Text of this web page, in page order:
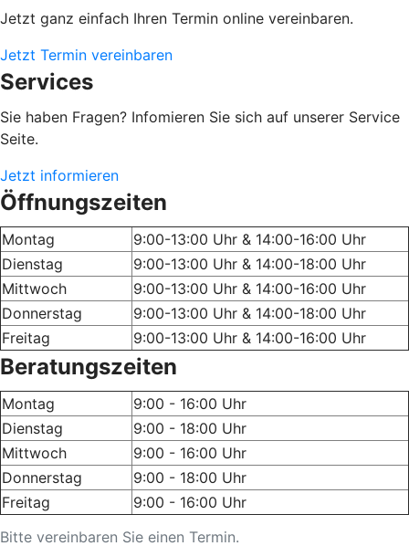
Jetzt ganz einfach Ihren Termin online vereinbaren.
Jetzt Termin vereinbaren
Services
Sie haben Fragen? Infomieren Sie sich auf unserer Service
Seite.
Jetzt informieren
Öffnungszeiten
Montag
9:00-13:00 Uhr & 14:00-16:00 Uhr
Dienstag
9:00-13:00 Uhr & 14:00-18:00 Uhr
Mittwoch
9:00-13:00 Uhr & 14:00-16:00 Uhr
Donnerstag
9:00-13:00 Uhr & 14:00-18:00 Uhr
Freitag
9:00-13:00 Uhr & 14:00-16:00 Uhr
Beratungszeiten
Bitte vereinbaren Sie einen Termin.
Montag
9:00 - 16:00 Uhr
Dienstag
9:00 - 18:00 Uhr
Mittwoch
9:00 - 16:00 Uhr
Donnerstag
9:00 - 18:00 Uhr
Freitag
9:00 - 16:00 Uhr